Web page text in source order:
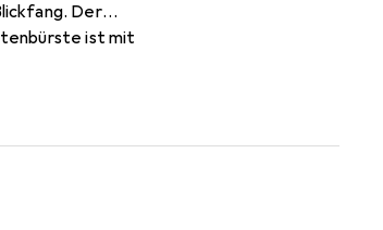
Der
ist mit